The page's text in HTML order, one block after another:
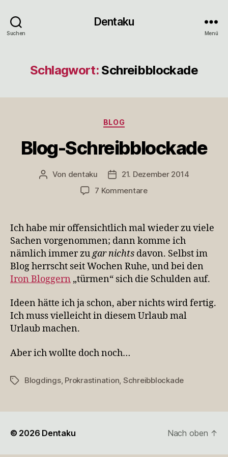
Suchen
Dentaku
Menü
Schlagwort: Schreibblockade
Kategorien
BLOG
Blog-Schreibblockade
Beitragsautor
Von dentaku Veröffentlichungsdatum
21. Dezember 2014
7 Kommentarezu
Ich habe mir offensichtlich mal wieder zu viele
Sachen vorgenommen; dann komme ich
nämlich immer zugar nichts davon. Selbst im
Blog herrscht seit Wochen Ruhe, und bei den
Iron Bloggern „türmen“ sich die Schulden auf.
Ideen hätte ich ja schon, aber nichts wird fertig.
Ich muss vielleicht in diesem Urlaub mal
Urlaub machen.
Aber ich wollte doch noch…
Schlagwörter
Blogdings, Prokrastination Schreibblockade
© 2026 Dentaku Nach oben ↑